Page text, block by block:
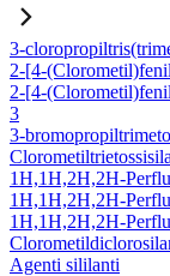
3-
2-[4-
2-[4-
3
3-
1H,1H,2H,2H-
1H,1H,2H,2H-
1H,1H,2H,2H-
Agenti sililanti